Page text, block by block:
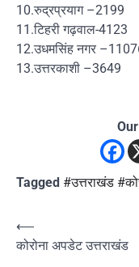
10.रुद्रप्रयाग –2199
11.टिहरी गढ़वाल-4123
12.उधमसिंह नगर
13.उत्तरकाशी –3649
Tagged #उत्तराखंड
Post
navigation
⟵
कोरोना अपडेट उत्तराखंड